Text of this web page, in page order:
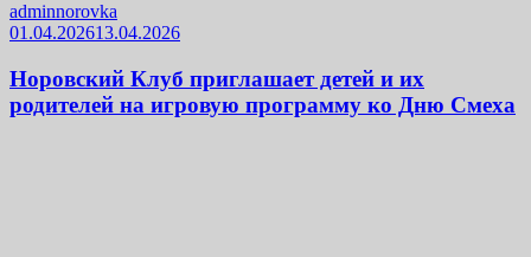
adminnorovka
01.04.202613.04.2026
Норовский Клуб приглашает детей и их
родителей на игровую программу ко Дню Смеха